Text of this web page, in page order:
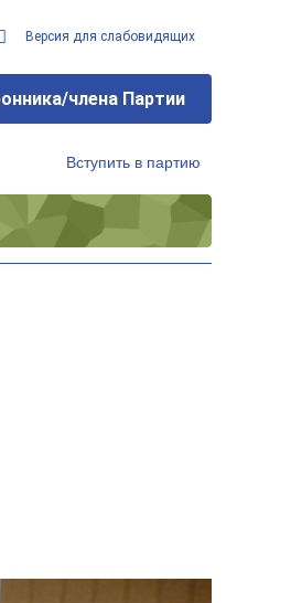
Версия для слабовидящих
члена Партии
Вступить в партию